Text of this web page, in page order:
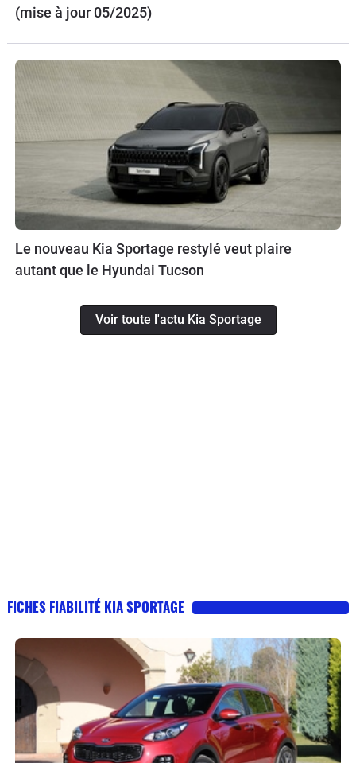
(mise à jour 05/2025)
Le nouveau Kia Sportage restylé veut plaire
autant que le Hyundai Tucson
Voir toute l'actu Kia Sportage
FICHES FIABILITÉ KIA SPORTAGE